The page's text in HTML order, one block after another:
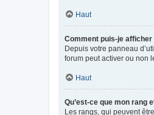
Haut
Comment puis-je afficher
Depuis votre panneau
forum peut activer ou non
Haut
Qu’est-ce que mon rang
Les rangs, qui peuvent